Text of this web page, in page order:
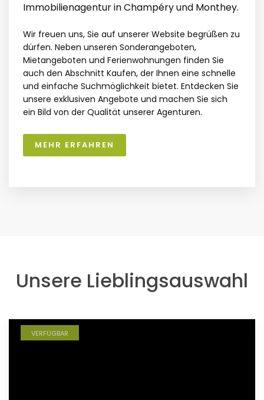
Immobilienagentur in Champéry und Monthey.
Wir freuen uns, Sie auf unserer Website begrüßen zu
dürfen. Neben unseren Sonderangeboten,
Mietangeboten und Ferienwohnungen finden Sie
auch den Abschnitt Kaufen, der Ihnen eine schnelle
und einfache Suchmöglichkeit bietet. Entdecken Sie
unsere exklusiven Angebote und machen Sie sich
ein Bild von der Qualität unserer Agenturen.
MEHR ERFAHREN
Unsere Lieblingsauswahl
VERFÜGBAR